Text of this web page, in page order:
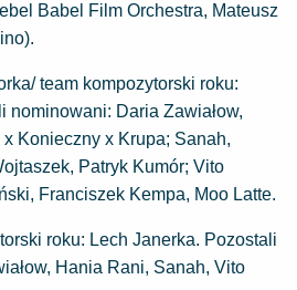
Babel Film Orchestra, Mateusz
team kompozytorski roku:
nominowani: Daria Zawiałow,
Konieczny x Krupa; Sanah,
Patryk Kumór; Vito
Franciszek Kempa, Moo Latte.
roku: Lech Janerka. Pozostali
Hania Rani, Sanah, Vito